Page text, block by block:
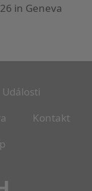
in Geneva
Události
Kontakt